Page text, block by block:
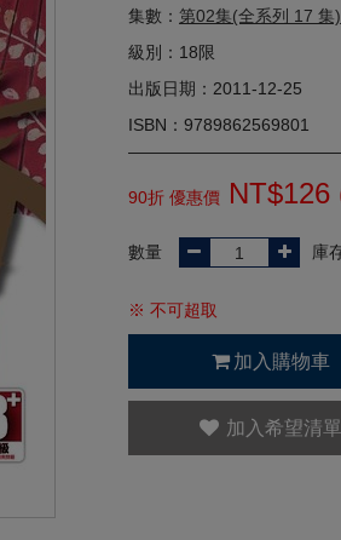
集數： 第02集(全系列 17 集)
級別：18限
出版日期：2011-12-25
ISBN：9789862569801
90折 優惠價 NT$126
數量 庫
※ 不可超取
加入購物車
加入希望清單